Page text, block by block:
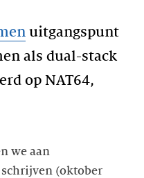
uitgangspunt
als dual-stack
op NAT64,
we aan
schrijven (oktober